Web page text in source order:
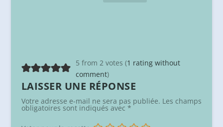
5 from 2 votes (1 rating without
comment)
LAISSER UNE RÉPONSE
Votre adresse e-mail ne sera pas publiée. Les champs
obligatoires sont indiqués avec *